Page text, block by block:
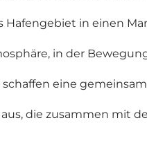
Hafengebiet in einen
in der
eine
die zusammen mit